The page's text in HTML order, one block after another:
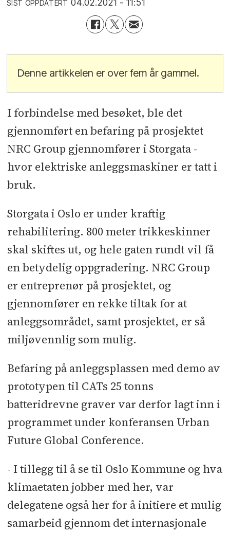
SIST OPPDATERT 04.02.2021 - 11:51
Denne artikkelen er over fem år gammel.
I forbindelse med besøket, ble det
gjennomført en befaring på prosjektet
NRC Group gjennomfører i Storgata -
hvor elektriske anleggsmaskiner er tatt i
bruk.
Storgata i Oslo er under kraftig
rehabilitering. 800 meter trikkeskinner
skal skiftes ut, og hele gaten rundt vil få
en betydelig oppgradering. NRC Group
er entreprenør på prosjektet, og
gjennomfører en rekke tiltak for at
anleggsområdet, samt prosjektet, er så
miljøvennlig som mulig.
Befaring på anleggsplassen med demo av
prototypen til CATs 25 tonns
batteridrevne graver var derfor lagt inn i
programmet under konferansen Urban
Future Global Conference.
- I tillegg til å se til Oslo Kommune og hva
klimaetaten jobber med her, var
delegatene også her for å initiere et mulig
samarbeid gjennom det internasjonale